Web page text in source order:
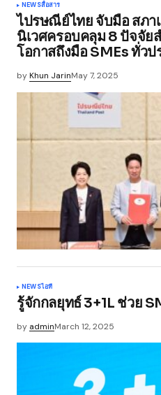
NEWSสื่อสาร
ไปรษณีย์ไทย จับมือ สภา
นิเวศครอบคลุม 8 ปัจจัย
โอกาสถึงมือ SMEs ทั่วป
byKhun JarinMay 7, 2025
NEWSไอที
รู้จักกลยุทธ์ 3+1L ช่วย
by adminMarch 12, 2025